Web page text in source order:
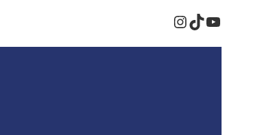
Instagram
TikTok
YouTube